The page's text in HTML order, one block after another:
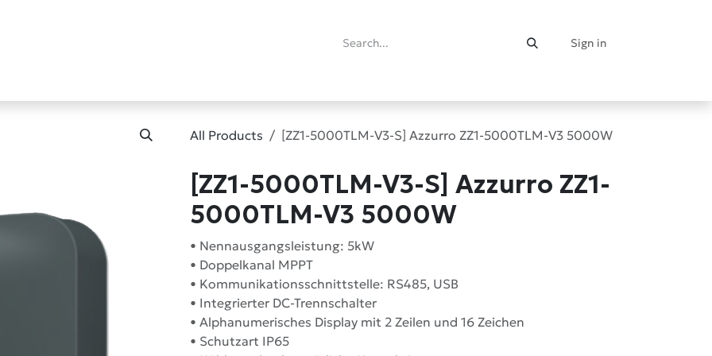
Sign in
All Products [ZZ1-5000TLM-V3-S] Azzurro ZZ1-5000TLM-V3 5000W
[ZZ1-5000TLM-V3-S] Azzurro ZZ1-
5000TLM-V3 5000W
• Nennausgangsleistung: 5kW
• Doppelkanal MPPT
• Kommunikationsschnittstelle: RS485, USB
• Integrierter DC-Trennschalter
• Alphanumerisches Display mit 2 Zeilen und 16 Zeichen
• Schutzart IP65